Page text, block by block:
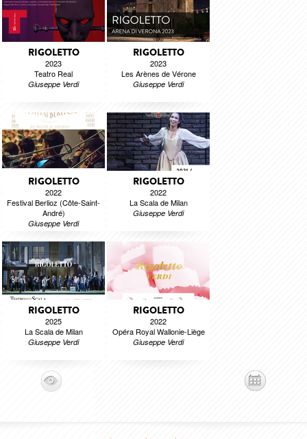
RIGOLETTO
2023
Teatro Real
Giuseppe Verdi
RIGOLETTO
2023
Les Arènes de Vérone
Giuseppe Verdi
RIGOLETTO
2022
Festival Berlioz (Côte-Saint-
André)
Giuseppe Verdi
RIGOLETTO
2022
La Scala de Milan
Giuseppe Verdi
RIGOLETTO
2025
La Scala de Milan
Giuseppe Verdi
RIGOLETTO
2022
Opéra Royal Wallonie-Liège
Giuseppe Verdi